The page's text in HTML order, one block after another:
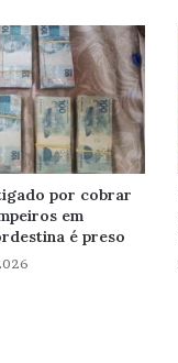
por cobrar
em
é preso